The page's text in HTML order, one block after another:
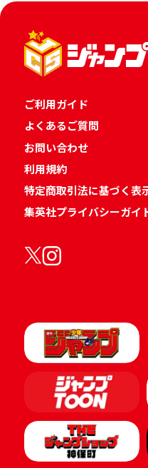
ご利用ガイド
よくあるご質問
お問い合わせ
利用規約
特定商取引法に基づく表
集英社プライバシーガイ